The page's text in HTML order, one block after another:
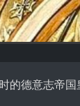
的德意志帝